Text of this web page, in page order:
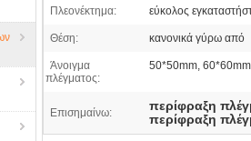
Πλεονέκτημα: εύκολος
Θέση: κανονικά γύρω από
Άνοιγμα
πλέγματος:
50*50mm,
Επισημαίνω: περίφραξη
περίφραξη